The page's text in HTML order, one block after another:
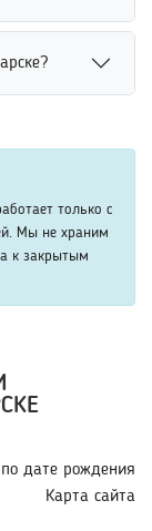
или другую
открытые
точности
факультет,
найти
только с
Мы не храним
к закрытым
дате рождения
Карта сайта